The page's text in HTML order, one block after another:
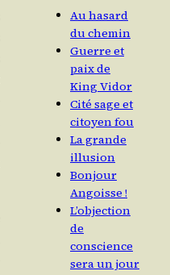
Au hasard
du chemin
Guerre et
paix de
King Vidor
Cité sage et
citoyen fou
La grande
illusion
Bonjour
Angoisse !
L’objection
de
conscience
sera un jour